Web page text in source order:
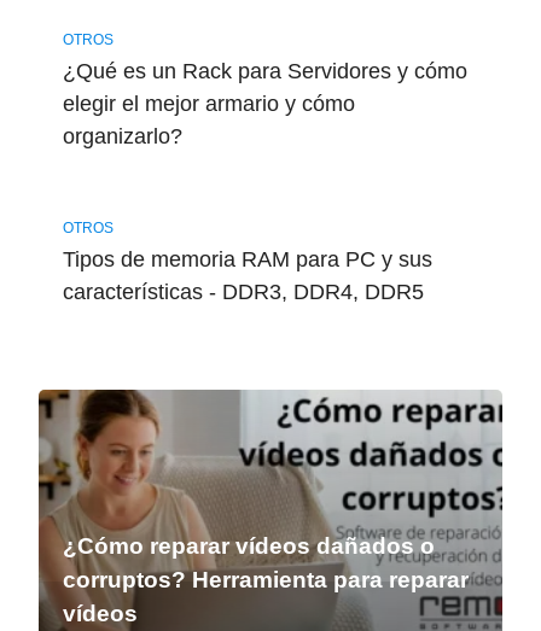
OTROS
¿Qué es un Rack para Servidores y cómo
elegir el mejor armario y cómo
organizarlo?
OTROS
Tipos de memoria RAM para PC y sus
características - DDR3, DDR4, DDR5
¿Cómo reparar vídeos dañados o
corruptos? Herramienta para reparar
vídeos